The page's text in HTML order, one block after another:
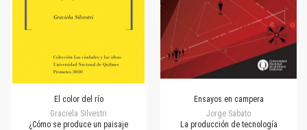
El color del río
Graciela Silvestri
¿Cómo se produce un paisaje
Ensayos en campera
Jorge Sabato
La producción de tecnología